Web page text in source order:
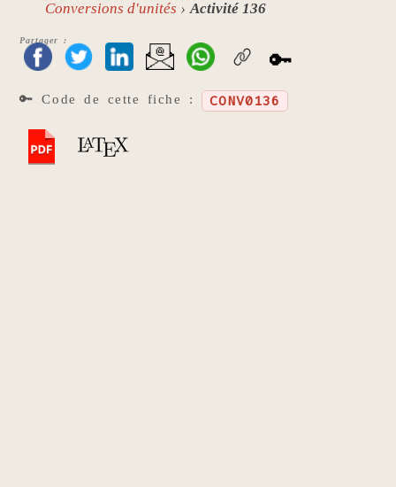
Conversions d'unités
Activité 136
Partager :
🔑
🔑 Code de cette fiche : CONV0136